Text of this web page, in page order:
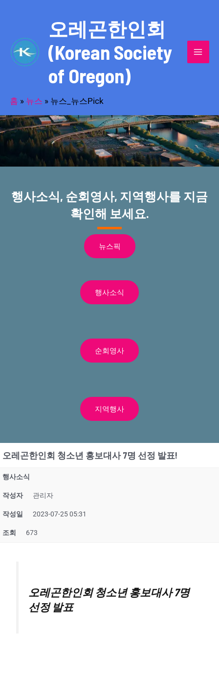
오레곤한인회
(Korean Society
of Oregon)
홈 » 뉴스 » 뉴스_뉴스Pick
반세기의 세월을 품고 동포사회를 섬겨온
오레곤한인회!
행사소식, 순회영사, 지역행사를 지금
확인해 보세요.
뉴스픽
행사소식
순회영사
지역행사
오레곤한인회 청소년 홍보대사 7명 선정 발표!
행사소식
작성자 관리자
작성일 2023-07-25 05:31
조회 673
오레곤한인회 청소년 홍보대사 7명
선정 발표